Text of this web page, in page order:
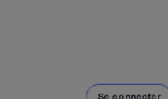
Se connecter